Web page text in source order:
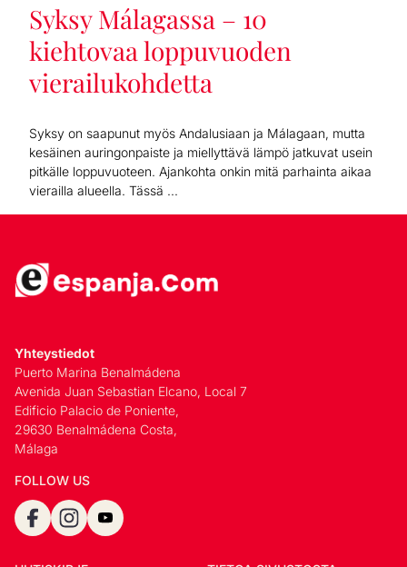
Syksy Málagassa – 10
kiehtovaa loppuvuoden
vierailukohdetta
Syksy on saapunut myös Andalusiaan ja Málagaan, mutta
kesäinen auringonpaiste ja miellyttävä lämpö jatkuvat usein
pitkälle loppuvuoteen. Ajankohta onkin mitä parhainta aikaa
vierailla alueella. Tässä ...
Yhteystiedot
Puerto Marina Benalmádena
Avenida Juan Sebastian Elcano, Local 7
Edificio Palacio de Poniente,
29630 Benalmádena Costa,
Málaga
FOLLOW US